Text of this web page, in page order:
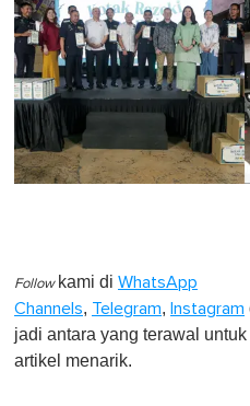
Follow kami di WhatsApp
Channels, Telegram, Instagram
jadi antara yang terawal
artikel menarik.